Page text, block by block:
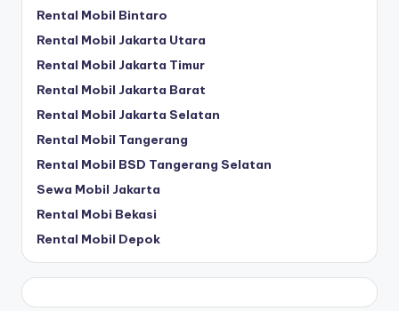
Rental Mobil Bintaro
Rental Mobil Jakarta Utara
Rental Mobil Jakarta Timur
Rental Mobil Jakarta Barat
Rental Mobil Jakarta Selatan
Rental Mobil Tangerang
Rental Mobil BSD Tangerang Selatan
Sewa Mobil Jakarta
Rental Mobi Bekasi
Rental Mobil Depok